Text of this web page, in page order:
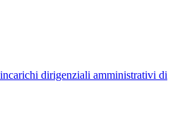
dirigenziali amministrativi di